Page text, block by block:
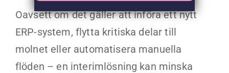
Oavsett om det gäller att införa ett nytt
ERP-system, flytta kritiska delar till
molnet eller automatisera manuella
flöden – en interimlösning kan minska